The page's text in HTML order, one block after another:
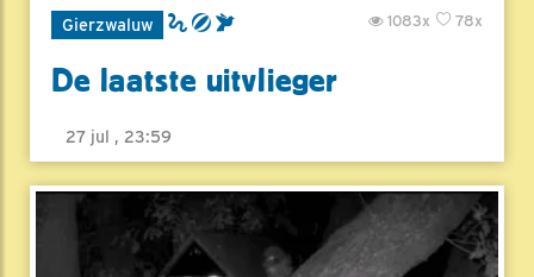
Gierzwaluw 78x
1083x
De laatste uitvlieger
27 jul , 23:59